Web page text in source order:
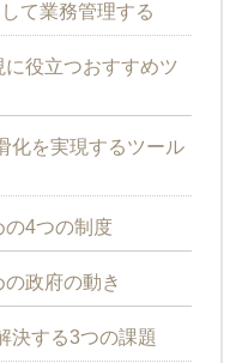
て業務管理する
役立つおすすめツ
化を実現するツール
の4つの制度
政府の動き
決する3つの課題